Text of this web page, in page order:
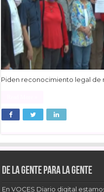
Piden reconocimiento legal de
De la gente para la gente
En VOCES Diario digital